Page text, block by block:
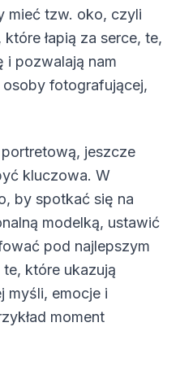
mieć tzw. oko, czyli
łapią za serce, te,
i pozwalają nam
fotografującej,
jeszcze
kluczowa. W
by spotkać się na
modelką, ustawić
pod najlepszym
które ukazują
myśli, emocje i
moment